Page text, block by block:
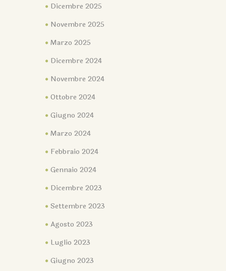
Dicembre 2025
Novembre 2025
Marzo 2025
Dicembre 2024
Novembre 2024
Ottobre 2024
Giugno 2024
Marzo 2024
Febbraio 2024
Gennaio 2024
Dicembre 2023
Settembre 2023
Agosto 2023
Luglio 2023
Giugno 2023